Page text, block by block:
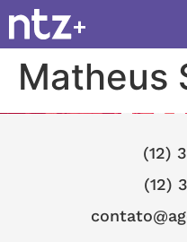
Matheus
(12)
(12)